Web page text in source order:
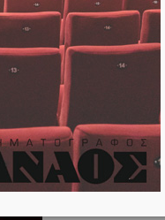
Το Διεθνές
Αθήνας
31η χρονιά
Οκτωβρίου
τις πιο
ξεχωριστά
καλεσμένους.